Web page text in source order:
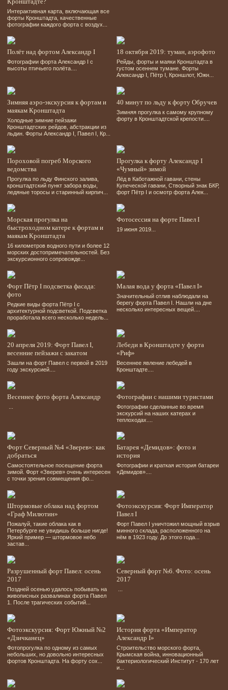
Интерактивная карта, включающая все
форты Кронштадта, качественные
фотографии каждого форта с воздух...
Полёт над фортом Александр І
Фотографии форта Александр І с
высоты птичьего полёта....
18 октября 2019: туман, аэрофото
Рейды, форты и маяки Кронштадта в
густом осеннем тумане. Форты
Александр І, Пётр І, Кроншлот, Южн...
Зимняя аэро-экскурсия к фортам и
маякам Кронштадта
Холодные зимние пейзажи
Кронштадтских рейдов, абстракции из
льдин. Форты Александр І, Павел І, Кр...
40 минут по льду к форту Обручев
Зимняя прогулка к самому крупному
форту в Кронштадтской крепости....
Пороховой погреб Морского
ведомства
Прогулка по льду Финского залива,
кронштадтский пункт забора воды,
ледяные торосы и старинный кирпич...
Прогулка к форту Александр I
«Чумный» зимой
Лёд в Каботажной гавани, стены
Купеческой гавани, Створный знак БКР,
форт Пётр І и осмотр форта Алек...
Морская прогулка на
быстроходном катере к фортам и
маякам Кронштадта
16 километров водного пути и более 12
морских достопримечательностей. Без
экскурсионного сопровожде...
Фотосессия на форте Павел І
19 июня 2019...
Форт Пётр І подсветка фасада:
фото
Редкие виды форта Пётр І с
архитектурной подсветкой. Подсветка
проработала всего несколько недель...
Малая вода у форта «Павел І»
Значительный отлив наблюдали на
берегу форта Павел І. Нашли на дне
несколько интересных вещей....
20 апреля 2019: Форт Павел І,
весенние пейзажи с закатом
Зашли на форт Павел с первой в 2019
году экскурсией....
Лебеди в Кронштадте у форта
«Риф»
Весеннее явление лебедей в
Кронштадте....
Весеннее фото форта Александр Фотографии с нашими туристами
Фотографии сделанные во время
экскурсий на наших катерах и
теплоходах....
Форт Северный №4 «Зверев»: как
добраться
Самостоятельное посещение форта
зимой. Форт «Зверев» очень интересен
с точки зрения совмещения фо...
Батарея «Демидов»: фото и
история
Фотографии и краткая история батареи
«Демидов»....
Штормовые облака над фортом
«Граф Милютин»
Пожалуй, такие облака как в
Петербурге не увидишь больше нигде!
Яркий пример — штормовое небо
застав...
Фотоэкскурсия: Форт Император
Павел I
Форт Павел І уничтожил мощный взрыв
минного склада, расположенного на
нём в 1923 году. До этого года...
Разрушенный форт Павел: осень
2017
Поздней осенью удалось побывать на
живописных развалинах форта Павел
1. После трагических событий...
Северный форт №6. Фото: осень
2017
Фотоэкскурсия: Форт Южный №2
«Дзичканец»
Фотопрогулка по одному из самых
небольших, но довольно интересных
фортов Кронштадта. На форту сох...
История форта «Император
Александр I»
Строительство морского форта,
Крымская война, инновационный
бактериологический Институт - 170 лет
и...